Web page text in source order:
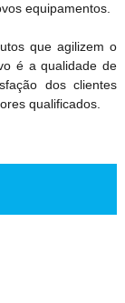
equipamentos.
que agilizem o
é a qualidade de
dos clientes
qualificados.